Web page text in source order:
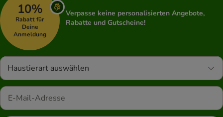
10%
Rabatt für
Deine
Anmeldung
Verpasse keine personalisierten Angebote,
Rabatte und Gutscheine!
Haustierart auswählen